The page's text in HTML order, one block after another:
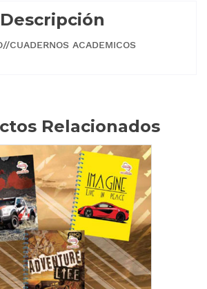
Descripción
CUADERNOS ACADEMICOS
Relacionados